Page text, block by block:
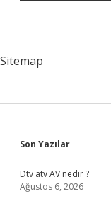
Sitemap
Sidebar
Son Yazılar
Dtv atv AV nedir ?
Ağustos 6, 2026